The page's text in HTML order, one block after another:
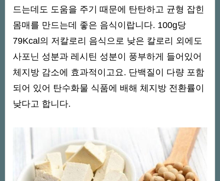
드는데도 도움을 주기 때문에 탄탄하고 균형 잡힌
몸매를 만드는데 좋은 음식이랍니다. 100g당
79Kcal의 저칼로리 음식으로 낮은 칼로리 외에도
사포닌 성분과 레시틴 성분이 풍부하게 들어있어
체지방 감소에 효과적이고요. 단백질이 다량 포함
되어 있어 탄수화물 식품에 배해 체지방 전환률이
낮다고 합니다.